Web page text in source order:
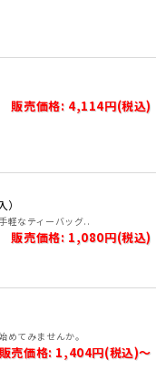
販売価格: 4,114円(税込)
軽なティーバッグ..
販売価格: 1,080円(税込)
めてみませんか。
販売価格: 1,404円(税込)～